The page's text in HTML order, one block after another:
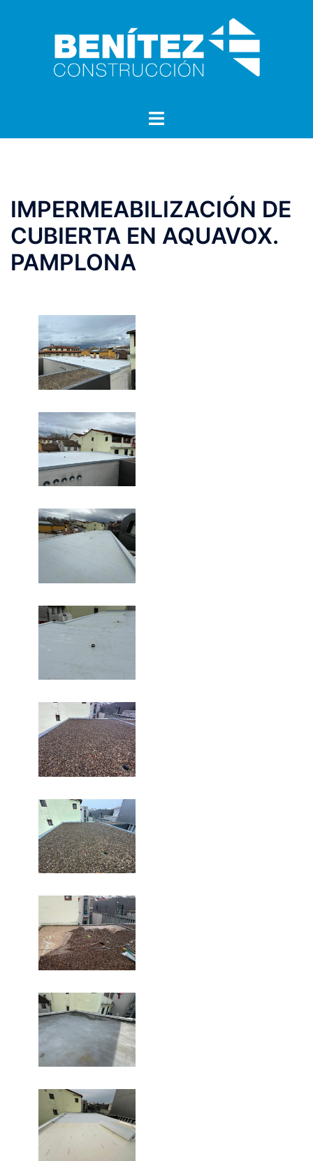
Alternar
IMPERMEABILIZACIÓN DE
CUBIERTA EN AQUAVOX.
PAMPLONA